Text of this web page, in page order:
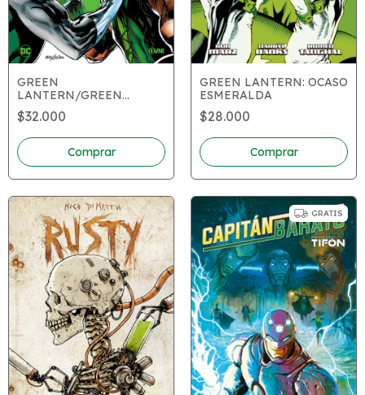
GREEN
LANTERN/GREEN
ARROW: EDICIÓN
ABSOLUTA
$32.000
GREEN LANTERN: OCASO
ESMERALDA
$28.000
GRATIS